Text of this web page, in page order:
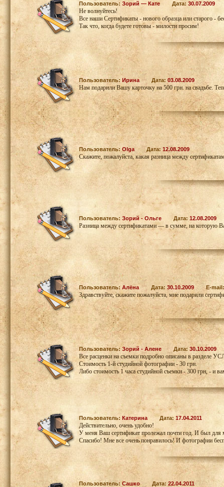
Пользователь: Зорий — Кате Дата: 30.07.2009
Не волнуйтесь!
Все наши Сертификаты - нового образца или старого -
Так что, когда будете готовы - милости просим!
Пользователь: Ирина Дата: 03.08.2009
Нам подарили Вашу карточку на 500 грн. на свадьбе.
Пользователь: Olga Дата: 12.08.2009
Скажите, пожалуйста, какая разница между
Пользователь: Зорий - Ольге Дата: 12.08.2009
Разница между сертификатами — в сумме, на которую
Пользователь: Алёна Дата: 30.10.2009 E-
Здравствуйте, скажите пожалуйста, мне подарили
Пользователь:Зорий - Алене Дата: 30.10.2009
Все расценки на съемки подробно описаны в разделе
Стоимость 1-й студийной фотографии - 30 грн.
Либо стоимость 1 часа студийной съемки - 300 грн, - и
Пользователь: Катерина Дата: 17.04.2011
Действительно, очень удобно!
У меня Ваш сертификат пролежал почти год. И был для
Спасибо! Мне все очень понравилось! И фотографии
Пользователь:Сашко Дата:22.04.2011